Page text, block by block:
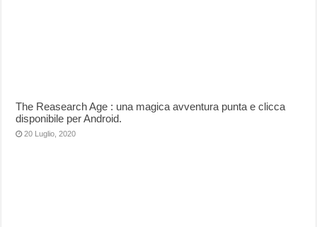
The Reasearch Age : una magica avventura punta e clicca
disponibile per Android.
20 Luglio, 2020